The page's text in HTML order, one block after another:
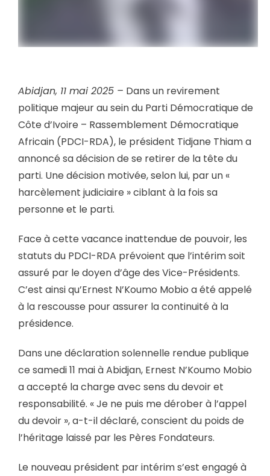
Abidjan, 11 mai 2025 – Dans un revirement
politique majeur au sein du Parti Démocratique de
Côte d’Ivoire – Rassemblement Démocratique
Africain (PDCI-RDA), le président Tidjane Thiam a
annoncé sa décision de se retirer de la tête du
parti. Une décision motivée, selon lui, par un «
harcèlement judiciaire » ciblant à la fois sa
personne et le parti.
Face à cette vacance inattendue de pouvoir, les
statuts du PDCI-RDA prévoient que l’intérim soit
assuré par le doyen d’âge des Vice-Présidents.
C’est ainsi qu’Ernest N’Koumo Mobio a été appelé
à la rescousse pour assurer la continuité à la
présidence.
Dans une déclaration solennelle rendue publique
ce samedi 11 mai à Abidjan, Ernest N’Koumo Mobio
a accepté la charge avec sens du devoir et
responsabilité. « Je ne puis me dérober à l’appel
du devoir », a-t-il déclaré, conscient du poids de
l’héritage laissé par les Pères Fondateurs.
Le nouveau président par intérim s’est engagé à